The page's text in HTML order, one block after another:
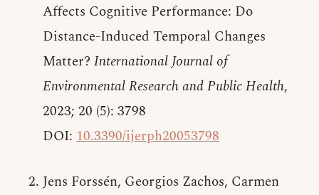
Affects Cognitive Performance: Do
Distance-Induced Temporal Changes
Matter? International Journal of
Environmental Research and Public Health,
2023; 20 (5): 3798
DOI: 10.3390/ijerph20053798
Jens Forssén, Georgios Zachos, Carmen